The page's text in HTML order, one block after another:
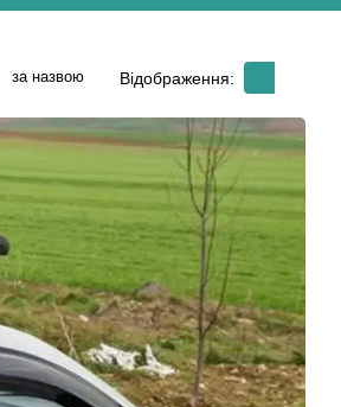
за назвою Відображення: